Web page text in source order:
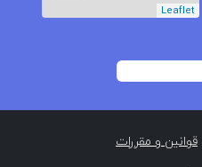
Leaflet
قوانین و مقررات